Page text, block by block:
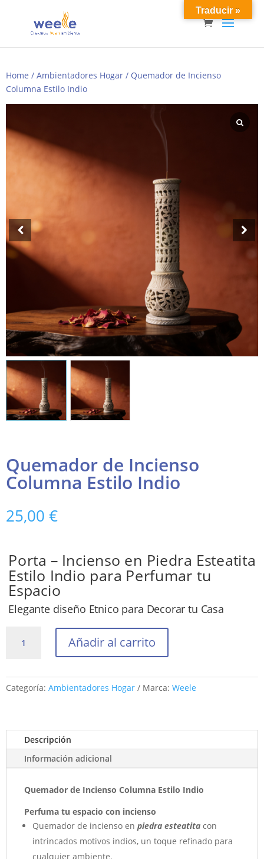
Home / Ambientadores Hogar / Quemador de Incienso
Columna Estilo Indio
Quemador de Incienso
Columna Estilo Indio
25,00 €
Porta – Incienso en Piedra Esteatita
Estilo Indio para Perfumar tu
Espacio
Elegante diseño Etnico para Decorar tu Casa
Estilo
Añadir al carrito
Categoría: Ambientadores Hogar Marca: Weele
Descripción
Información adicional
Quemador de Incienso Columna Estilo Indio
Perfuma tu espacio con incienso
Quemador de incienso en piedra esteatita con
intrincados motivos indios, un toque refinado para
cualquier ambiente.
Traducir »